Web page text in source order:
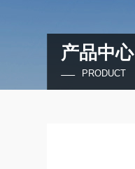
产品中心
PRODUCT